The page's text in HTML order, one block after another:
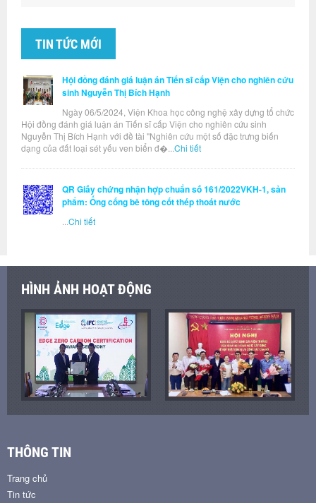
TIN TỨC MỚI
Hội đồng đánh giá luận án Tiến sĩ cấp Viện cho nghiên cứu
sinh Nguyễn Thị Bích Hạnh
Ngày 06/5/2024, Viện Khoa học công nghệ xây dựng tổ chức
Hội đồng đánh giá luận án Tiến sĩ cấp Viện cho nghiên cứu sinh
Nguyễn Thị Bích Hạnh với đề tài "Nghiên cứu một số đặc trưng biến
dạng của đất loại sét yếu ven biển đ�... Chi tiết
QR Giấy chứng nhận hợp chuẩn số 161/2022VKH-1, sản
phẩm: Ống cống bê tông cốt thép thoát nước
Chi tiết
HÌNH ẢNH HOẠT ĐỘNG
THÔNG TIN
Trang chủ
Tin tức